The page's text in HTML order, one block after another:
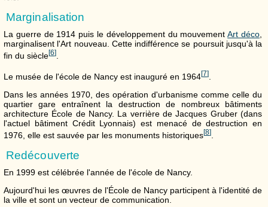
Marginalisation
La guerre de 1914 puis le développement du mouvementArt déco,
marginalisent l'Art nouveau. Cette indifférence se poursuit jusqu'à la
fin du siècle[6].
Le musée de l'école de Nancy est inauguré en 1964[7]
Dans les années 1970, des opération d'urbanisme comme celle du
quartier gare entraînent la destruction de nombreux bâtiments
architecture École de Nancy. La verrière de Jacques Gruber (dans
l'actuel bâtiment Crédit Lyonnais) est menacé de destruction en
1976, elle est sauvée par les monuments historiques[8]
Redécouverte
En 1999 est célébrée l'année de l'école de Nancy.
Aujourd'hui les œuvres de l'École de Nancy participent à l'identité de
la ville et sont un vecteur de communication.